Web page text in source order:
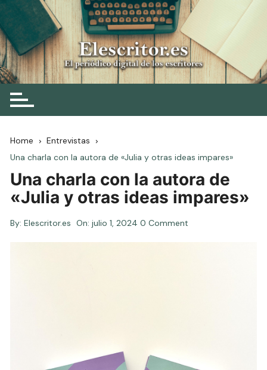
Skip
to
content
Elescritor.es
El periódico digital de los escritores
Home
Entrevistas
Una charla con la autora de «Julia y otras ideas impares»
Una charla con la autora de
«Julia y otras ideas impares»
By: Elescritor.es On:julio 1, 2024 0 Comment